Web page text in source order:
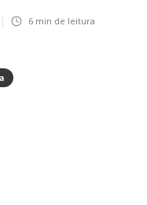
6 min de leitura